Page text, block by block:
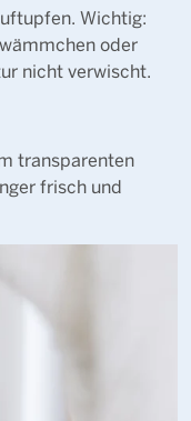
Wichtig:
oder
nicht verwischt.
transparenten
frisch und